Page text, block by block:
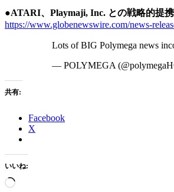
●ATARI、Playmaji, Inc. との戦略的提
https://www.globenewswire.com/news-
Lots of BIG Polymega news
— POLYMEGA
共有:
Facebook
X
いいね:
読